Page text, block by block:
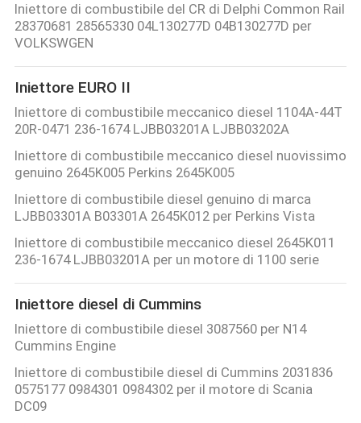
Iniettore di combustibile del CR di Delphi Common Rail
28370681 28565330 04L130277D 04B130277D per
VOLKSWGEN
Iniettore EURO II
Iniettore di combustibile meccanico diesel 1104A-44T
20R-0471 236-1674 LJBB03201A LJBB03202A
Iniettore di combustibile meccanico diesel nuovissimo
genuino 2645K005 Perkins 2645K005
Iniettore di combustibile diesel genuino di marca
LJBB03301A B03301A 2645K012 per Perkins Vista
Iniettore di combustibile meccanico diesel 2645K011
236-1674 LJBB03201A per un motore di 1100 serie
Iniettore diesel di Cummins
Iniettore di combustibile diesel 3087560 per N14
Cummins Engine
Iniettore di combustibile diesel di Cummins 2031836
0575177 0984301 0984302 per il motore di Scania
DC09